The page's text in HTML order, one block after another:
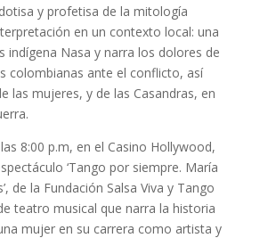
y profetisa de la mitología
en un contexto local: una
indígena Nasa y narra los dolores de
colombianas ante el conflicto, así
las mujeres, y de las Casandras, en
8:00 p.m, en el Casino Hollywood,
‘Tango por siempre. María
de la Fundación Salsa Viva y Tango
teatro musical que narra la historia
mujer en su carrera como artista y